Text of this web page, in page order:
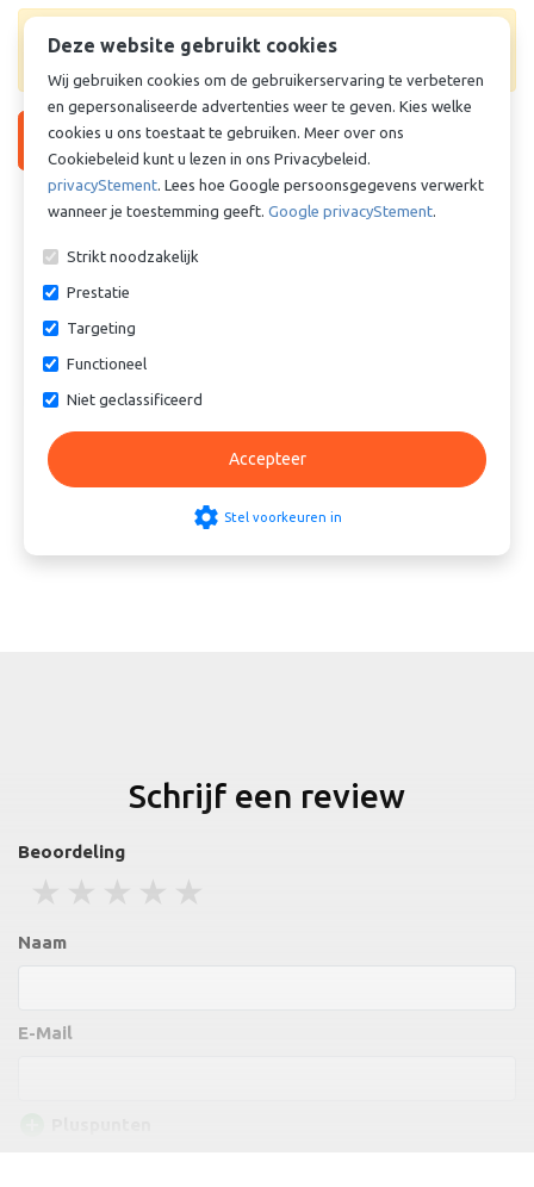
Levertijd & prijs onbekend. Vraag offerte aan voor
Vraag offerte aan
Vergelijkbare producten
Cilinderbus - Lagerbus -
Glijlager - TEF-MET - Staal /
PTFE - 50/55x65 mm
Cilinderbus - Lagerbus -
Glijlager - TEF-MET - Staal /
PTFE - 50/55x45 mm
Schrijf een review
Beoordeling
4 stars
3 stars
2 stars
1 stars
Naam
E-Mail
Deze website gebruikt cookies
Wij gebruiken cookies om de gebruikerservaring te verbeteren
en gepersonaliseerde advertenties weer te geven. Kies welke
cookies u ons toestaat te gebruiken. Meer over ons
Cookiebeleid kunt u lezen in ons Privacybeleid.
privacyStement. Lees hoe Google persoonsgegevens verwerkt
wanneer je toestemming geeft. Google privacyStement.
Strikt noodzakelijk
Prestatie
Targeting
Functioneel
Niet geclassificeerd
Accepteer
settings Stel voorkeuren in